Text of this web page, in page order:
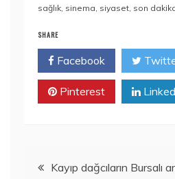
sağlık, sinema, siyaset, son
SHARE
Facebook
Pinterest
YazıKayıp dağcıların Bursalı